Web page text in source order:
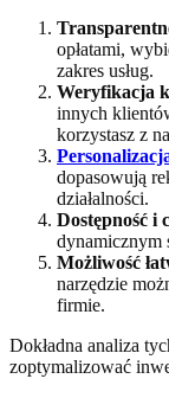
opłatami,
zakres usług.
Weryfikacja
innych
korzystasz z
dopasowują
działalności.
Dostępność i
dynamicznym
Możliwość
narzędzie
firmie.
Dokładna analiza
zoptymalizować